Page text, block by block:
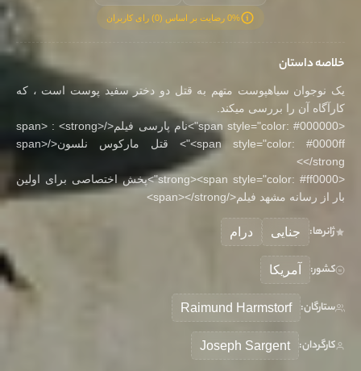
0% رضایت بر اساس (0) رای کاربران
خلاصه داستان
یک نوجوان سیاهپوست متهم به قتل دو دختر سفید پوست است ، که
کارآگاه آن را بررسی میکند.
<span style="color: #000000">نام پارسی فیلم</span> : <strong>
<span style="color: #0000ff"> قتل مارکوس نلسون</span>
</strong>
<strong><span style="color: #ff0000">پخش اختصاصی برای اولین
بار از رسانه مشهد فیلم</span></strong>
ژانرها: جنایی درام
کشور: آمریکا
ستارگان: Raimund Harmstorf
کارگردان: Joseph Sargent